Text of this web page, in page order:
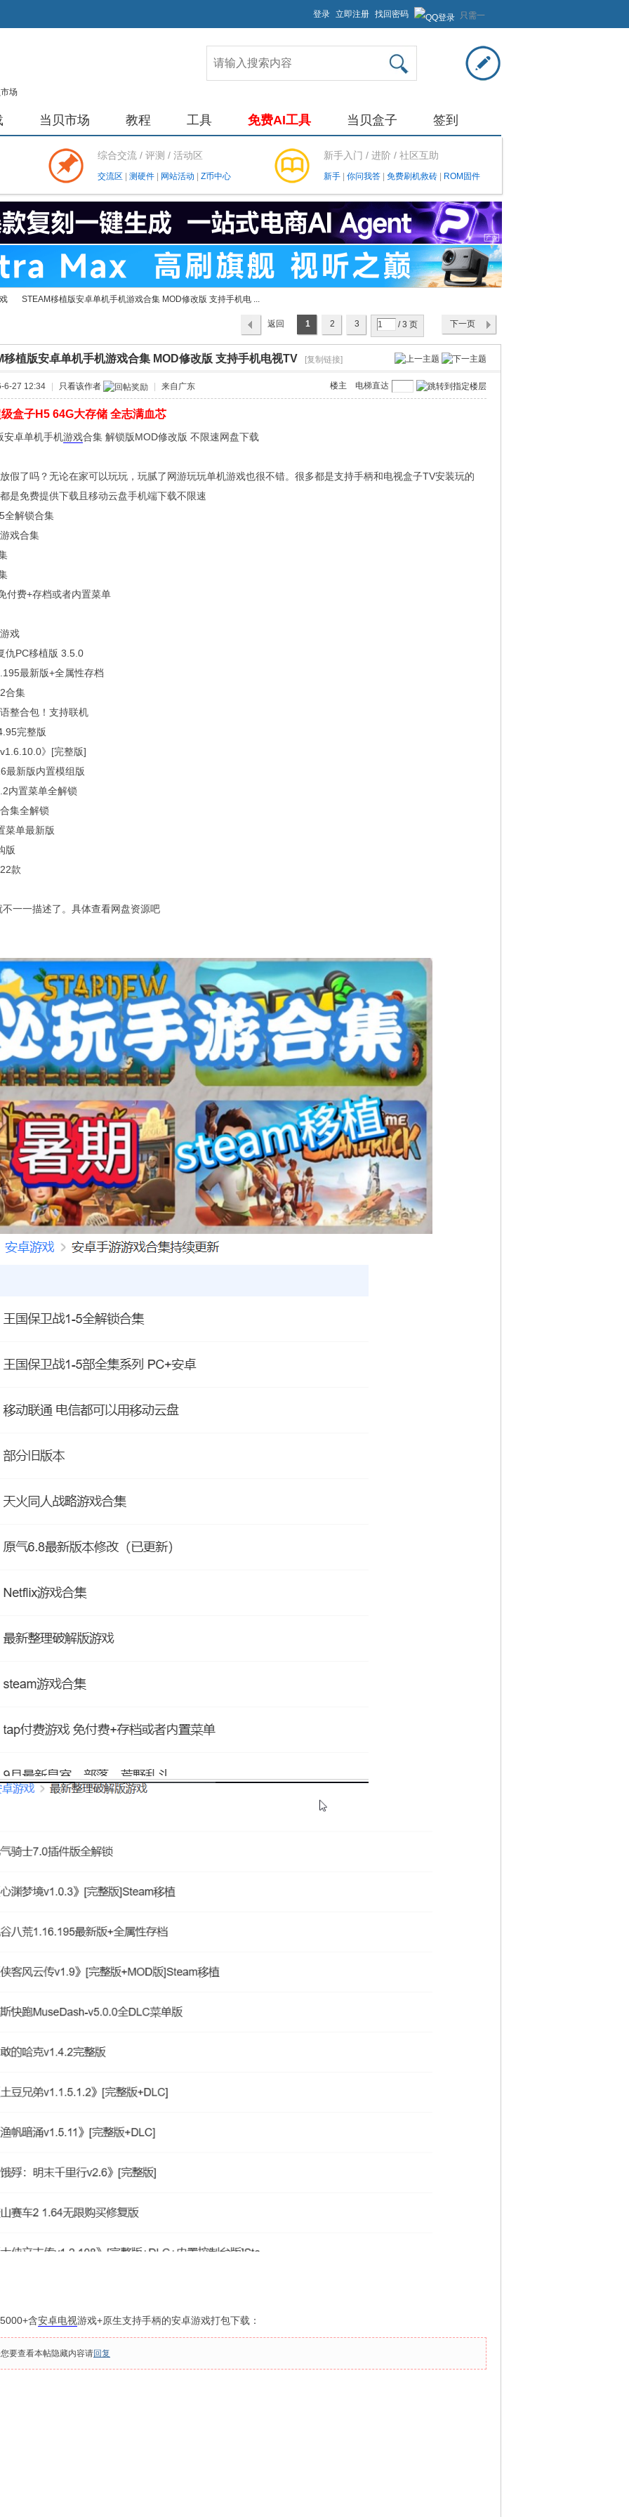
只需一
步，快
速开始
登录 立即注册 找回密码
当贝市场 教程 工具 免费AI工具 当贝盒子 签到
综合交流 / 评测 / 活动区
交流区 测硬件 网站活动 Z币中心
新手入门 / 进阶 / 社区互助
新手 你问我答 免费刷机救砖 ROM固件
›
STEAM移植版安卓单机手机游戏合集 MOD修改版 支持手机电 ...
1 2 3 / 3 页 下一页
返回
列表
移植版安卓单机手机游戏合集 MOD修改版 支持手机电视TV [复制链接]
电梯直达
楼主
6-27 12:34 只看该作者 来自广东
盒子H5 64G大存储 全志满血芯
安卓单机手机游戏合集 解锁版MOD修改版 不限速网盘下载
假了吗？无论在家可以玩玩，玩腻了网游玩玩单机游戏也很不错。很多都是支持手柄和电视盒子TV安装玩的
是免费提供下载且移动云盘手机端下载不限速
全解锁合集
戏合集
付费+存档或者内置菜单
戏
仇PC移植版 3.5.0
最新版+全属性存档
合集
整合包！支持联机
完整版
》[完整版]
最新版内置模组版
内置菜单全解锁
集全解锁
菜单最新版
版
款
一一描述了。具体查看网盘资源吧
含安卓电视游戏+原生支持手柄的安卓游戏打包下载：
要查看本帖隐藏内容请回复